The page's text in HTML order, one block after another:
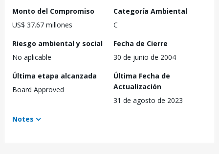
Monto del Compromiso
US$ 37.67 millones
Categoría Ambiental
C
Riesgo ambiental y social
No aplicable
Fecha de Cierre
30 de junio de 2004
Última etapa alcanzada
Board Approved
Última Fecha de
Actualización
31 de agosto de 2023
Notes